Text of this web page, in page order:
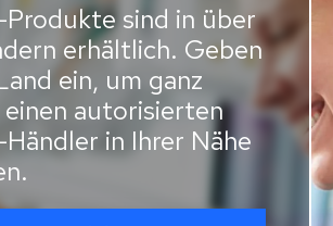
Produkte sind in über
erhältlich. Geben
ein, um ganz
autorisierten
in Ihrer Nähe